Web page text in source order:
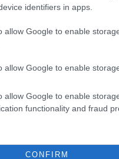
identifiers in apps.
allow Google to enable
allow Google to enable
allow Google to enable
functionality and fraud
CONFIRM